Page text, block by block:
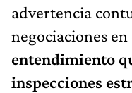
advertencia
negociaciones
entendimiento
inspecciones